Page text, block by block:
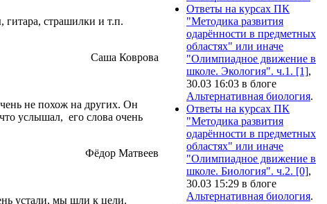
страшилки и т.п.
Саша Коврова
не похож на других. Он
услышал, его слова очень
Фёдор Матвеев
устали, мы шли к цели.
Ответы на курсах ПК
"Методика развития
одарённости в предметных
областях" или иначе
"Олимпиадное движение в
школе. Экология". ч.1. [1],
30.03 16:03 в блоге
Альтернативная биология.
Ответы на курсах ПК
"Методика развития
одарённости в предметных
областях" или иначе
"Олимпиадное движение в
школе. Биология". ч.2. [0],
30.03 15:29 в блоге
Альтернативная биология.